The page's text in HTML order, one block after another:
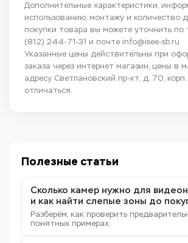
Дополнительные характеристики,
использованию, монтажу и количество
покупки товара вы можете уточнить по
(812) 244-71-31 и почте info@isee-sb.ru
Указанные цены действительны при
заказа через интернет магазин, цены в
адресу Светлановский пр-кт, д. 70, корп.
отличаться.
Полезные статьи
Сколько камер нужно для
и как найти слепые зоны до
Разберём, как проверить
понятных примерах.